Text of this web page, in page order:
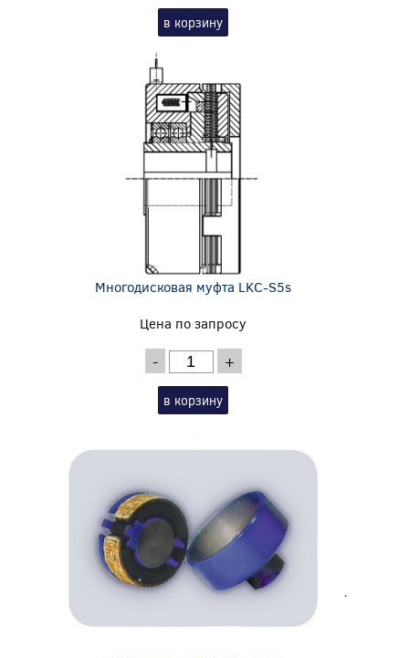
в корзину
Многодисковая муфта LKC-S5s
Цена по запросу
- +
в корзину